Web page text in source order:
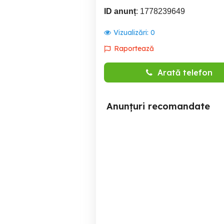
ID anunț: 1778239649
Vizualizări: 0
Raportează
Arată telefon
Anunțuri recomandate